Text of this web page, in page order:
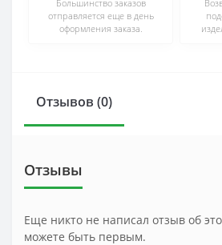
Большинство заказов
отправляется еще в день
оформления заказа.
Отзывов (0)
Отзывы
Еще никто не написал отзыв об
можете быть первым.